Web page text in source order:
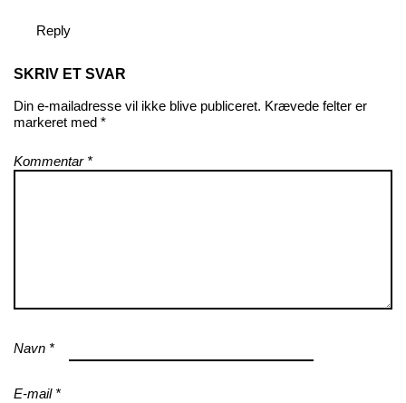
Reply
SKRIV ET SVAR
Din e-mailadresse vil ikke blive publiceret. Krævede felter er
markeret med *
Kommentar *
Navn *
E-mail *